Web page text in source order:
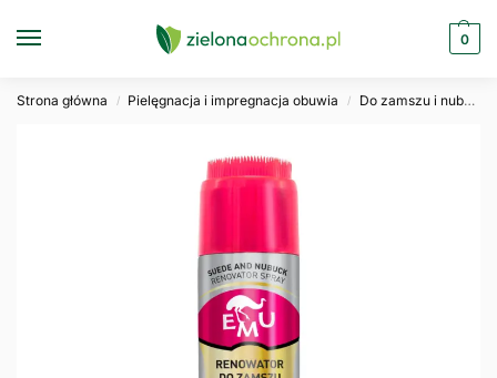
0
Strona główna / Pielęgnacja i impregnacja obuwia / Do zamszu i nubuku